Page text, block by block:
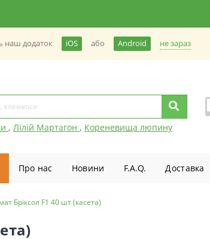
наш додаток iOS або Android не зараз
, Лілій Мартагон , Кореневища люпину
Про нас Новини F.A.Q. Доставка
Брiксол F1 40 шт (касета)